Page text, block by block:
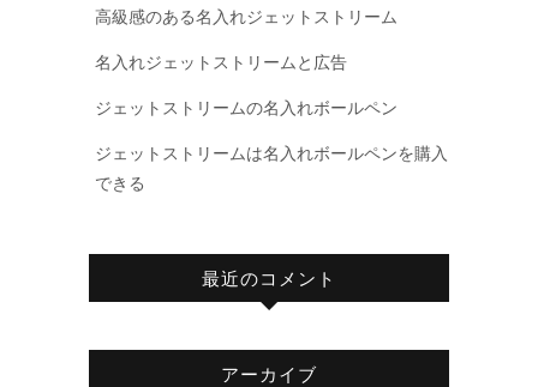
高級感のある名入れジェットストリーム
名入れジェットストリームと広告
ジェットストリームの名入れボールペン
ジェットストリームは名入れボールペンを購入
できる
最近のコメント
アーカイブ